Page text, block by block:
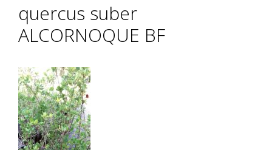
quercus suber
ALCORNOQUE BF